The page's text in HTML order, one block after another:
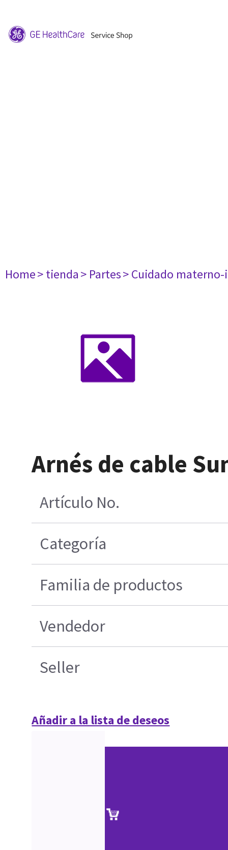
Home> tienda> Partes> Cuidado
Arnés de cable
Artículo No.
Categoría
Familia de productos
Vendedor
Seller
Añadir a la lista de deseos